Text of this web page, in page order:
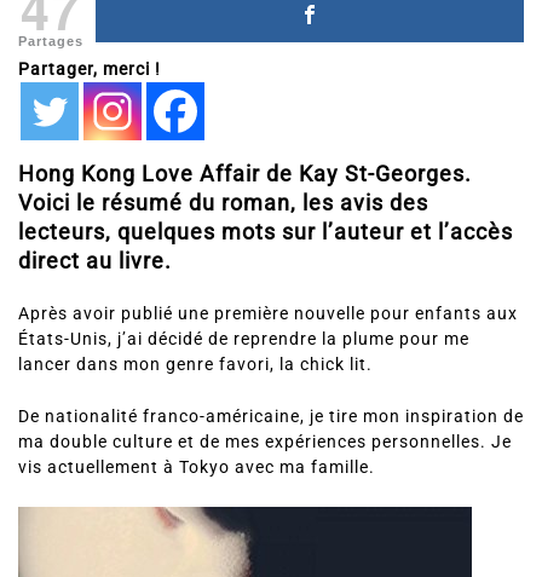
Partages
Partager, merci !
Hong Kong Love Affair de Kay St-Georges.
Voici le résumé du roman, les avis des
lecteurs, quelques mots sur l’auteur et l’accès
direct au livre.
Après avoir publié une première nouvelle pour enfants aux
États-Unis, j’ai décidé de reprendre la plume pour me
lancer dans mon genre favori, la chick lit.
De nationalité franco-américaine, je tire mon inspiration de
ma double culture et de mes expériences personnelles. Je
vis actuellement à Tokyo avec ma famille.